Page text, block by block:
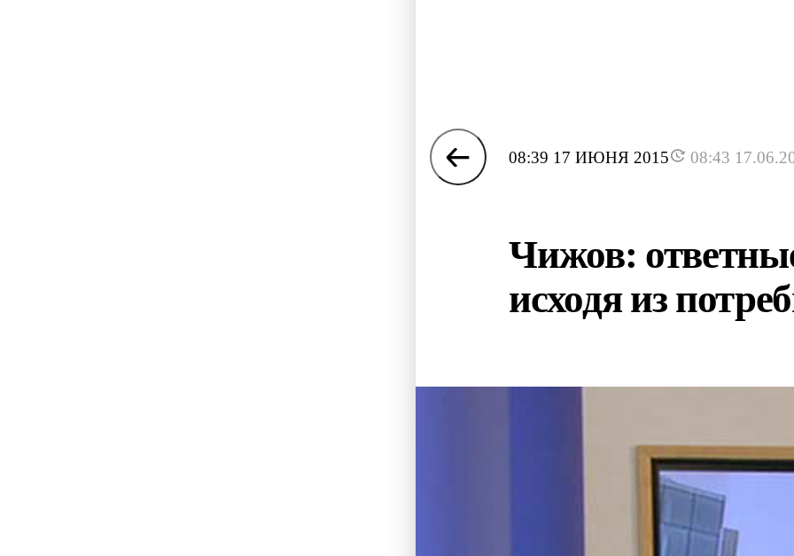
08:39 17 ИЮНЯ 2015 08:43
Чижов:
исходя из